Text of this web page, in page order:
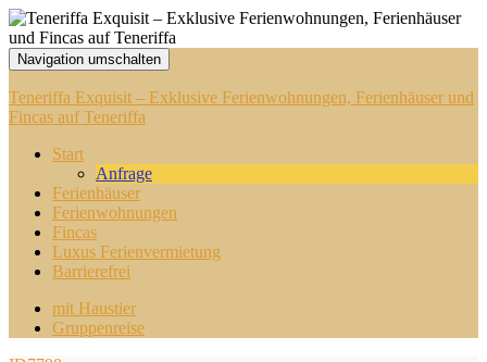
Navigation umschalten
Teneriffa Exquisit – Exklusive Ferienwohnungen, Ferienhäuser und
Fincas auf Teneriffa
Start
Anfrage
Ferienhäuser
Ferienwohnungen
Fincas
Luxus Ferienvermietung
Barrierefrei
mit Haustier
Gruppenreise